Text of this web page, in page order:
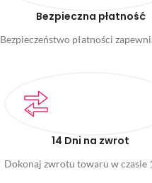
Bezpieczna płatność
Bezpieczeństwo płatności
14 Dni na zwrot
Dokonaj zwrotu towaru w czasie